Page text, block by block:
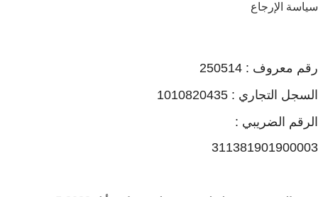
سياسة الإرجاع
رقم معروف : 250514
السجل التجاري : 1010820435
الرقم الضريبي :
311381901900003